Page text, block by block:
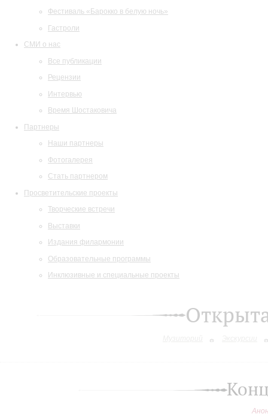
Фестиваль «Барокко в белую ночь»
Гастроли
СМИ о нас
Все публикации
Рецензии
Интервью
Время Шостаковича
Партнеры
Наши партнеры
Фотогалерея
Стать партнером
Просветительские проекты
Творческие встречи
Выставки
Издания филармонии
Образовательные программы
Инклюзивные и специальные проекты